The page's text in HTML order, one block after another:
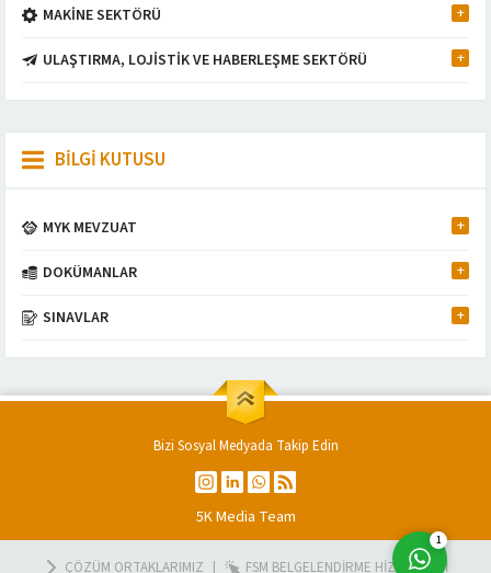
MAKİNE SEKTÖRÜ
ULAŞTIRMA, LOJİSTİK VE HABERLEŞME SEKTÖRÜ
BİLGİ KUTUSU
MYK MEVZUAT
DOKÜMANLAR
SINAVLAR
Bizi Sosyal Medyada Takip Edin
5K Media Team
ÇÖZÜM ORTAKLARIMIZ FSM BELGELENDİRME HİZMETLERİ
Cevap Yaz
1